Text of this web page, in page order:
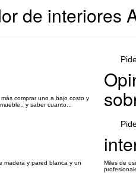
de interiores
comprar uno a bajo costo y
y saber cuanto...
madera y pared blanca y un
Miles de